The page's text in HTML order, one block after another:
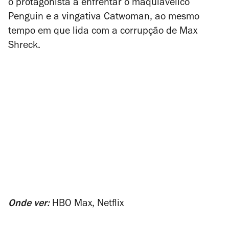
o protagonista a enfrentar o maquiavélico
Penguin e a vingativa Catwoman, ao mesmo
tempo em que lida com a corrupção de Max
Shreck.
Onde ver:HBO Max, Netflix